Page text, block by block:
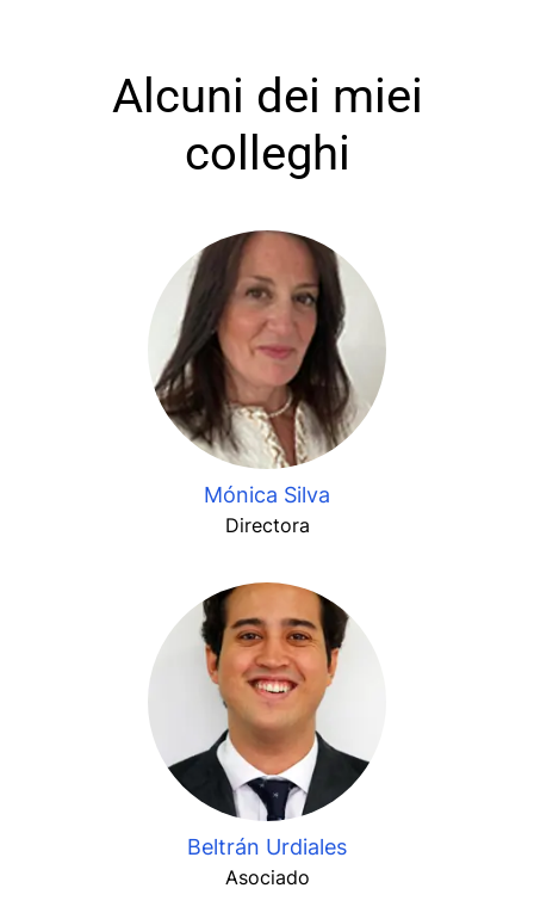
Alcuni dei miei
colleghi
Mónica Silva
Directora
Beltrán Urdiales
Asociado